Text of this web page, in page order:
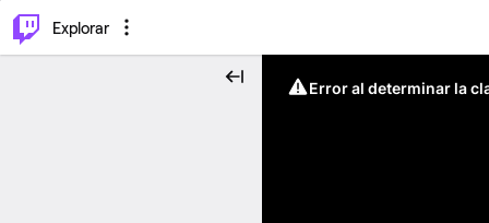
Explorar
Error al determinar la